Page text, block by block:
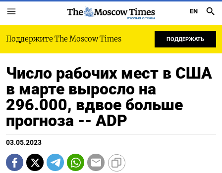
РУССКАЯ СЛУЖБА
EN
Поддержите The Moscow Times ПОДДЕРЖАТЬ
Число рабочих мест в США
в марте выросло на
296.000, вдвое больше
прогноза -- ADP
03.05.2023